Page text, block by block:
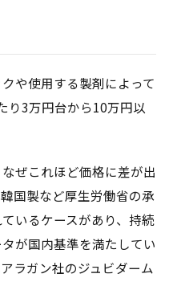
や使用する製剤によって
り3万円台から10万円以
ぜこれほど価格に差が出
国製など厚生労働省の承
いるケースがあり、持続
が国内基準を満たしてい
ラガン社のジュビダーム